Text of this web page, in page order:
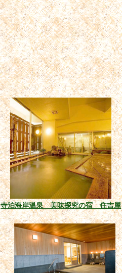
寺泊海岸温泉 美味探究の宿 住吉屋